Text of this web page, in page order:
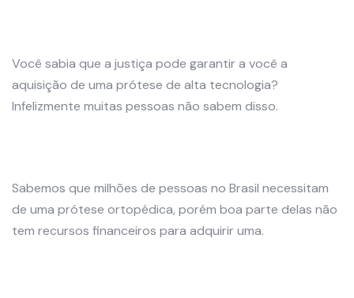
Você sabia que a justiça pode garantir a você a
aquisição de uma prótese de alta tecnologia?
Infelizmente muitas pessoas não sabem disso.
Sabemos que milhões de pessoas no Brasil necessitam
de uma prótese ortopédica, porém boa parte delas não
tem recursos financeiros para adquirir uma.